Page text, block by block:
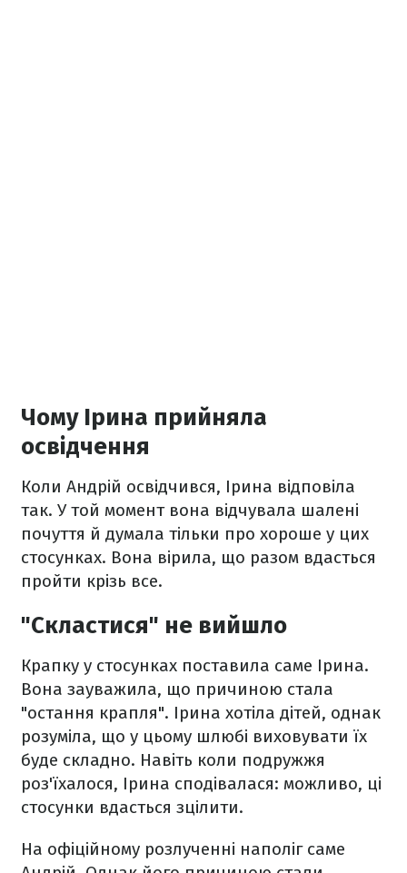
Чому Ірина прийняла
освідчення
Коли Андрій освідчився, Ірина відповіла
так. У той момент вона відчувала шалені
почуття й думала тільки про хороше у цих
стосунках. Вона вірила, що разом вдасться
пройти крізь все.
"Скластися" не вийшло
Крапку у стосунках поставила саме Ірина.
Вона зауважила, що причиною стала
"остання крапля". Ірина хотіла дітей, однак
розуміла, що у цьому шлюбі виховувати їх
буде складно. Навіть коли подружжя
роз'їхалося, Ірина сподівалася: можливо, ці
стосунки вдасться зцілити.
На офіційному розлученні наполіг саме